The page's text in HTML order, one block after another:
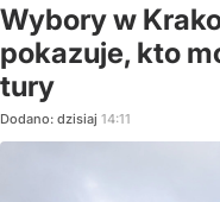
Wybory w
pokazuje, kto
tury
Dodano: dzisiaj 14:11